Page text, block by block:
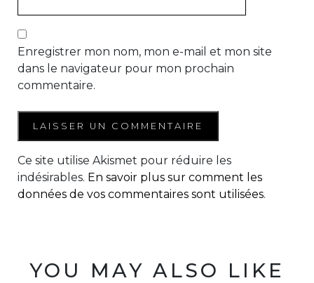
Enregistrer mon nom, mon e-mail et mon site
dans le navigateur pour mon prochain
commentaire.
Ce site utilise Akismet pour réduire les
indésirables. En savoir plus sur comment les
données de vos commentaires sont utilisées.
YOU MAY ALSO LIKE